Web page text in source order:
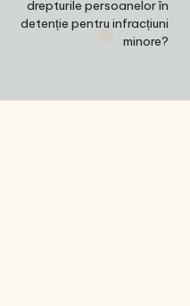
drepturile persoanelor în
detenție pentru infracțiuni
minore?